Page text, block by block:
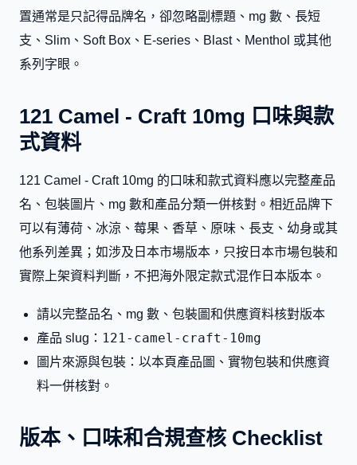
置通常是只記得品牌名，卻忽略副標題、mg 數、長短
支、Slim、Soft Box、E-series、Blast、Menthol 或其他
系列字眼。
121 Camel - Craft 10mg 口味與款
式資料
121 Camel - Craft 10mg 的口味和款式資料應以完整產品
名、包裝圖片、mg 數和產品分類一併核對。相近品牌下
可以有薄荷、冰涼、莓果、香草、原味、長支、幼身或其
他系列差異；如涉及日本市場版本，只按日本市場包裝和
實際上架資料判斷，不把海外限定款式混作日本版本。
請以完整品名、mg 數、包裝圖和供應資料核對版本
產品 slug： 121-camel-craft-10mg
圖片來源與包裝：以本頁產品圖、實物包裝和供應資
料一併核對。
版本、口味和合規查核 Checklist